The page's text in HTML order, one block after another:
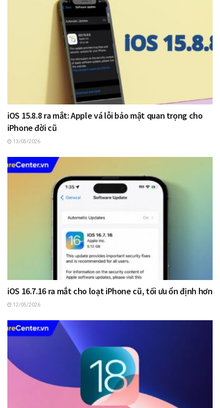
iOS 15.8.8 ra mắt: Apple vá lỗi bảo mật quan trọng cho
iPhone đời cũ
13/05/2026
iOS 16.7.16 ra mắt cho loạt iPhone cũ, tối ưu ổn định hơn
12/05/2026